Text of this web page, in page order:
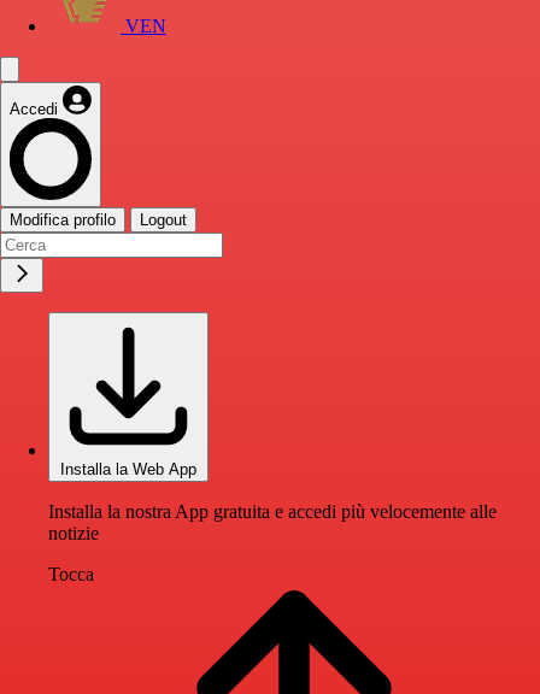
VEN
Accedi
Modifica profilo Logout
Installa la Web App
Installa la nostra App gratuita e accedi più velocemente alle
notizie
Tocca